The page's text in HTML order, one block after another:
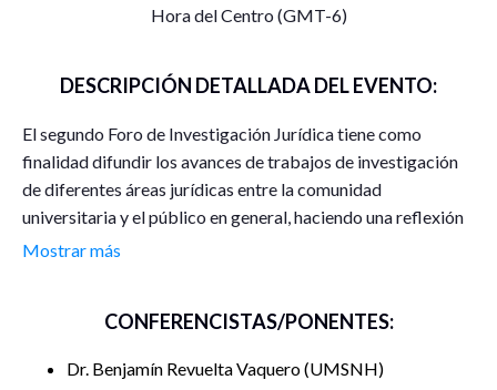
Hora del Centro (GMT-6)
DESCRIPCIÓN DETALLADA DEL EVENTO:
El segundo Foro de Investigación Jurídica tiene como
finalidad difundir los avances de trabajos de investigación
de diferentes áreas jurídicas entre la comunidad
universitaria y el público en general, haciendo una reflexión
crítica sobre el impacto y relación de los proyectos dentro
Este foro incluye la presentación de una Conferencia
alumnos y egresados de los diferentes programas de
Mostrar más
CONFERENCISTAS/PONENTES:
Dr. Benjamín Revuelta Vaquero UMSNH